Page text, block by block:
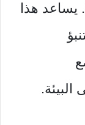
يساعد هذا